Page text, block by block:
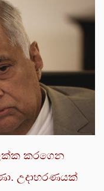
කරගෙන
උදාහරණයක්